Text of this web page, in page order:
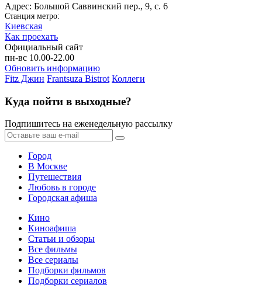
Адрес: Большой Саввинский пер., 9, с. 6
Станция метро:
Киевская
Как проехать
Официальный сайт
пн-вс 10.00-22.00
Обновить информацию
Fitz Джин Frantsuza Bistrot Коллеги
Куда пойти в выходные?
Подпишитесь на еженедельную рассылку
Город
В Москве
Путешествия
Любовь в городе
Городская афиша
Кино
Киноафиша
Статьи и обзоры
Все фильмы
Все сериалы
Подборки фильмов
Подборки сериалов